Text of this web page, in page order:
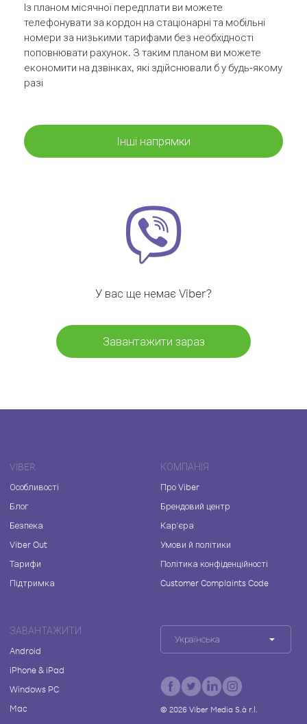
Із планом місячної передплати ви можете
телефонувати за кордон на стаціонарні та мобільні
номери за низькими тарифами без необхідності
поповнювати рахунок. З таким планом ви можете
економити на дзвінках, які здійснювали б у будь-якому
разі
Інші напрямки
У вас ще немає Viber?
Завантажити зараз
VIBER
Особливості
Блог
Безпека
Viber Out
Тарифи
Підтримка
КОМПАНІЯ
Про Viber
Брендовий центр
Кар'єра
Умови й політики
Політика конфіденційності
Customer Complaints Code
ЗАВАНТАЖИТИ
Android
iPhone & iPad
Windows PC
Mac
Українська
© 2026Viber Media S.à r.l.